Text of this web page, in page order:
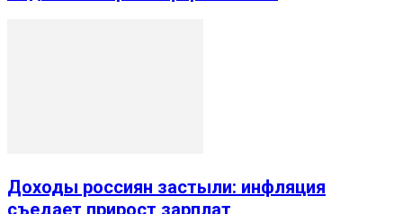
Доходы россиян застыли: инфляция
съедает прирост зарплат